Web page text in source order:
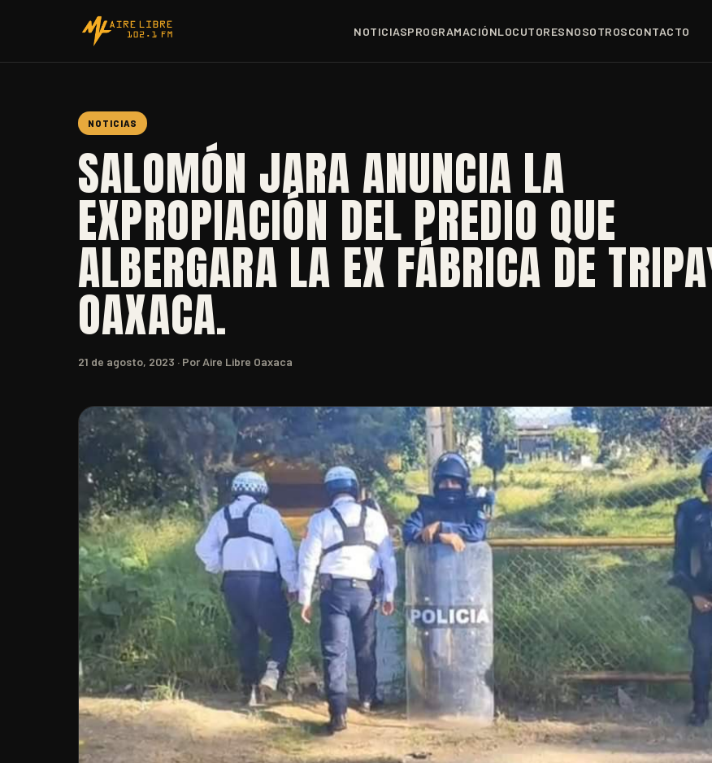
NOTICIASPROGRAMACIÓNLOCUTORESNOSOTROSCONTACTO
NOTICIAS
SALOMÓN JARA ANUNCIA LA
EXPROPIACIÓN DEL PREDIO QUE
ALBERGARA LA EX FÁBRICA DE
OAXACA.
21 de agosto, 2023 · Por Aire Libre Oaxaca